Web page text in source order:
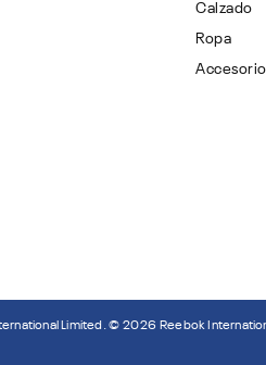
Calzado
Ropa
Limited. © 2026 Reebok